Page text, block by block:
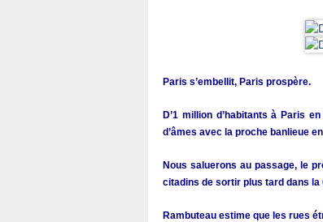
Paris s’embellit, Paris prospère.
D’1 million d’habitants à Paris
d’âmes avec la proche banlieue
Nous saluerons au passage, le
citadins de sortir plus tard dans la
Rambuteau estime que les rues